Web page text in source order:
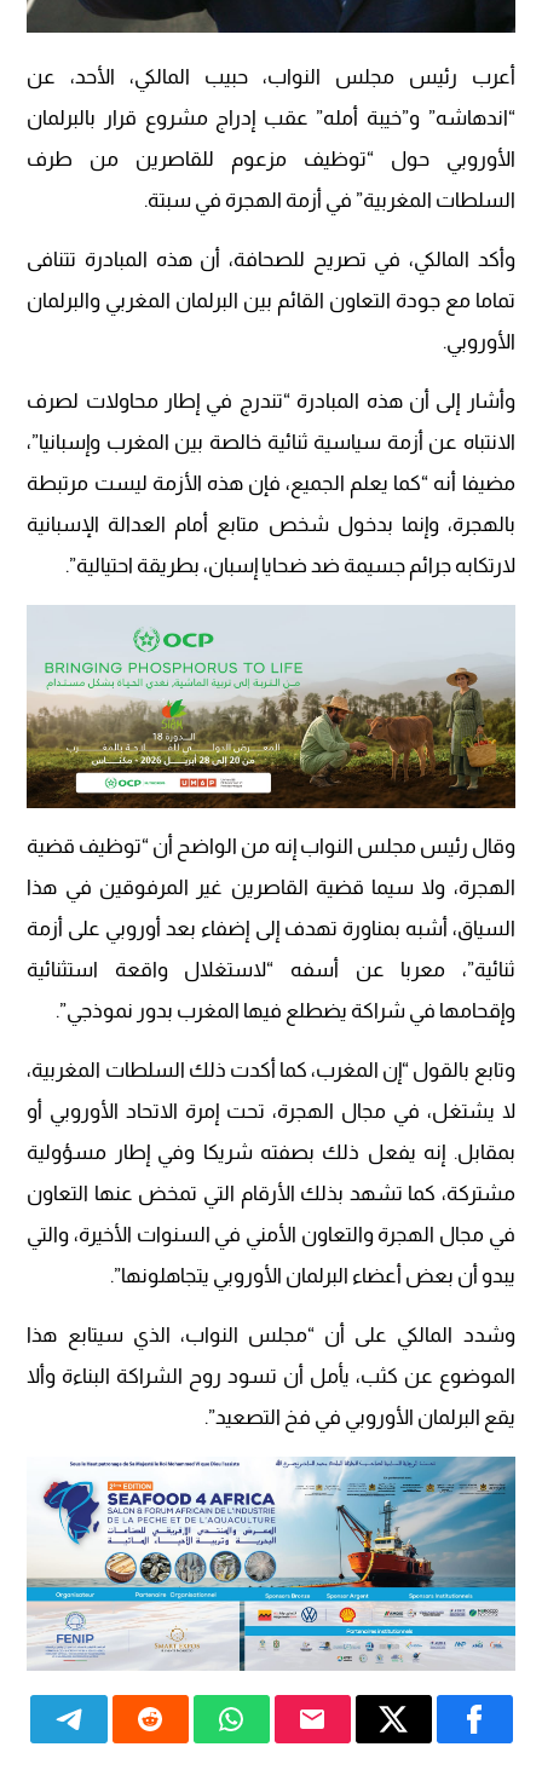
أعرب رئيس مجلس النواب، حبيب المالكي، الأحد، عن
“اندهاشه” و”خيبة أمله” عقب إدراج مشروع قرار بالبرلمان
الأوروبي حول “توظيف مزعوم للقاصرين من طرف
السلطات المغربية” في أزمة الهجرة في سبتة.
وأكد المالكي، في تصريح للصحافة، أن هذه المبادرة تتنافى
تماما مع جودة التعاون القائم بين البرلمان المغربي والبرلمان
الأوروبي.
وأشار إلى أن هذه المبادرة “تندرج في إطار محاولات لصرف
الانتباه عن أزمة سياسية ثنائية خالصة بين المغرب وإسبانيا”،
مضيفا أنه “كما يعلم الجميع، فإن هذه الأزمة ليست مرتبطة
بالهجرة، وإنما بدخول شخص متابع أمام العدالة الإسبانية
لارتكابه جرائم جسيمة ضد ضحايا إسبان، بطريقة احتيالية”.
وقال رئيس مجلس النواب إنه من الواضح أن “توظيف قضية
الهجرة، ولا سيما قضية القاصرين غير المرفوقين في هذا
السياق، أشبه بمناورة تهدف إلى إضفاء بعد أوروبي على أزمة
ثنائية”، معربا عن أسفه “لاستغلال واقعة استثنائية
وإقحامها في شراكة يضطلع فيها المغرب بدور نموذجي”.
وتابع بالقول “إن المغرب، كما أكدت ذلك السلطات المغربية،
لا يشتغل، في مجال الهجرة، تحت إمرة الاتحاد الأوروبي أو
بمقابل. إنه يفعل ذلك بصفته شريكا وفي إطار مسؤولية
مشتركة، كما تشهد بذلك الأرقام التي تمخض عنها التعاون
في مجال الهجرة والتعاون الأمني في السنوات الأخيرة، والتي
يبدو أن بعض أعضاء البرلمان الأوروبي يتجاهلونها”.
وشدد المالكي على أن “مجلس النواب، الذي سيتابع هذا
الموضوع عن كثب، يأمل أن تسود روح الشراكة البناءة وألا
يقع البرلمان الأوروبي في فخ التصعيد”.